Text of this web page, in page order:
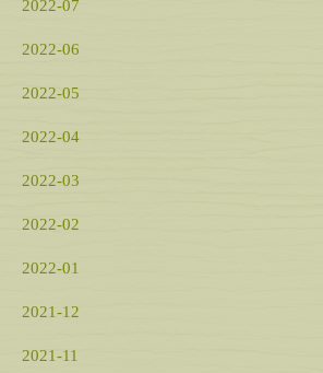
2022-07
2022-06
2022-05
2022-04
2022-03
2022-02
2022-01
2021-12
2021-11